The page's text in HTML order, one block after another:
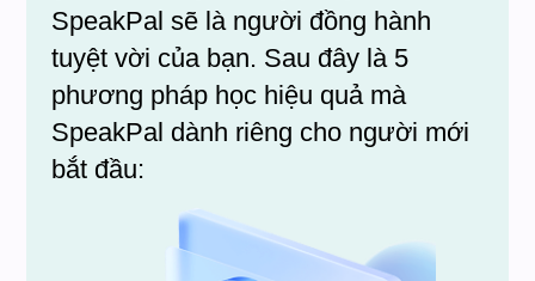
SpeakPal sẽ là người đồng hành
tuyệt vời của bạn. Sau đây là 5
phương pháp học hiệu quả mà
SpeakPal dành riêng cho người mới
bắt đầu: